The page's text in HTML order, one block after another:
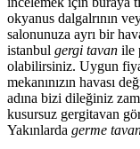
okyanus dalgalrının
salonunuza ayrı bir
istanbul gergi tavan ile
olabilirsiniz. Uygun
mekanınızın havası
adına bizi dileğiniz
kusursuz gergitavan
Yakınlarda germe